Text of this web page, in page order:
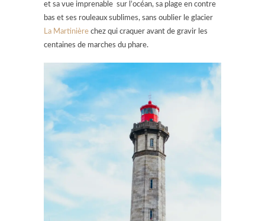
et sa vue imprenable sur l’océan, sa plage en contre
bas et ses rouleaux sublimes, sans oublier le glacier
La Martinière chez qui craquer avant de gravir les
centaines de marches du phare.